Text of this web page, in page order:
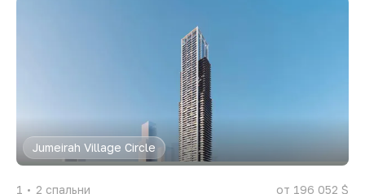
Jumeirah Village Circle
1 2 спальни от 196 052 $